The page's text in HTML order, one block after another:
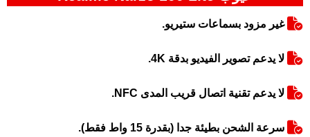
غير مزود بسماعات ستيريو.
لا يدعم تصوير الفيديو بدقة 4K.
لا يدعم تقنية اتصال قريب المدى NFC.
سرعة الشحن بطيئة جدا (بقدرة 15 واط فقط).